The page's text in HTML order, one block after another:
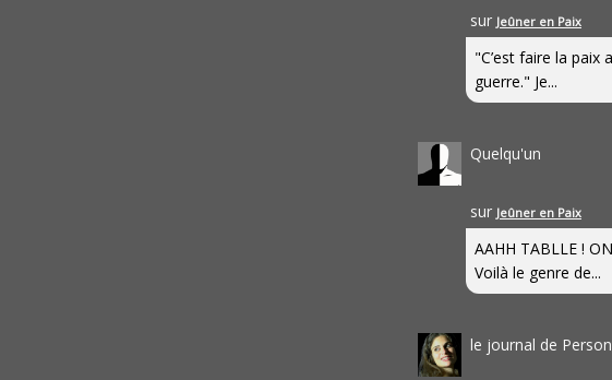
sur Jeûner en Paix
"C’est faire la paix
guerre." Je...
Quelqu'un
sur Jeûner en Paix
AAHH TABLLE !
Voilà le genre de...
le journal de